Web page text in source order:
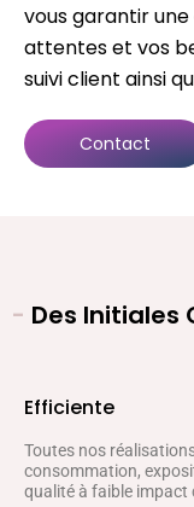
vous garantir
attentes et vos
suivi client ainsi
Contact
- Des Initiales
Efficiente
Toutes nos
consommation,
qualité à faible impact